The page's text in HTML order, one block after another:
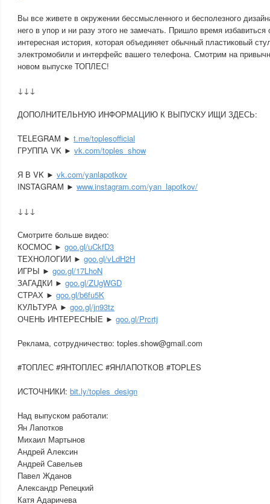
Вы все живете в окружении бессмысленного и бесполезного
него в упор и ни разу этого не замечать. Пришло время
интересная история, которая объединяет обычный пластиковый
электромобили и интерфейс вашего телефона. Смотрим на
новом выпуске ТОПЛЕС!
↓↓↓
ДОПОЛНИТЕЛЬНУЮ ИНФОРМАЦИЮ К ВЫПУСКУ ИЩИ ЗДЕСЬ:
TELEGRAM ► t.me/toplesofficial
ГРУППА VK ► vk.com/toples_show
Я В VK ► vk.com/yanlapotkov
INSTAGRAM ► www.instagram.com/yan_lapotkov/
↓↓↓
Смотрите больше видео:
КОСМОС ► goo.gl/uCkfD3
ТЕХНОЛОГИИ ► goo.gl/vLdH2H
ИГРЫ ► goo.gl/17LhoN
ЗАГАДКИ ► goo.gl/ZUgWGD
СТРАХ ► goo.gl/b6fu5K
КУЛЬТУРА ► goo.gl/jn93tz
ОЧЕНЬ ИНТЕРЕСНЫЕ ► goo.gl/Prcrtj
Реклама, сотрудничество: toples.show@gmail.com
#ТОПЛЕС #ЯНТОПЛЕС #ЯНЛАПОТКОВ #TOPLES
ИСТОЧНИКИ: bit.ly/toples_design
Над выпуском работали:
Ян Лапотков
Михаил Мартынов
Андрей Алексин
Андрей Савельев
Павел Жданов
Александр Репецкий
Катя Адаричева